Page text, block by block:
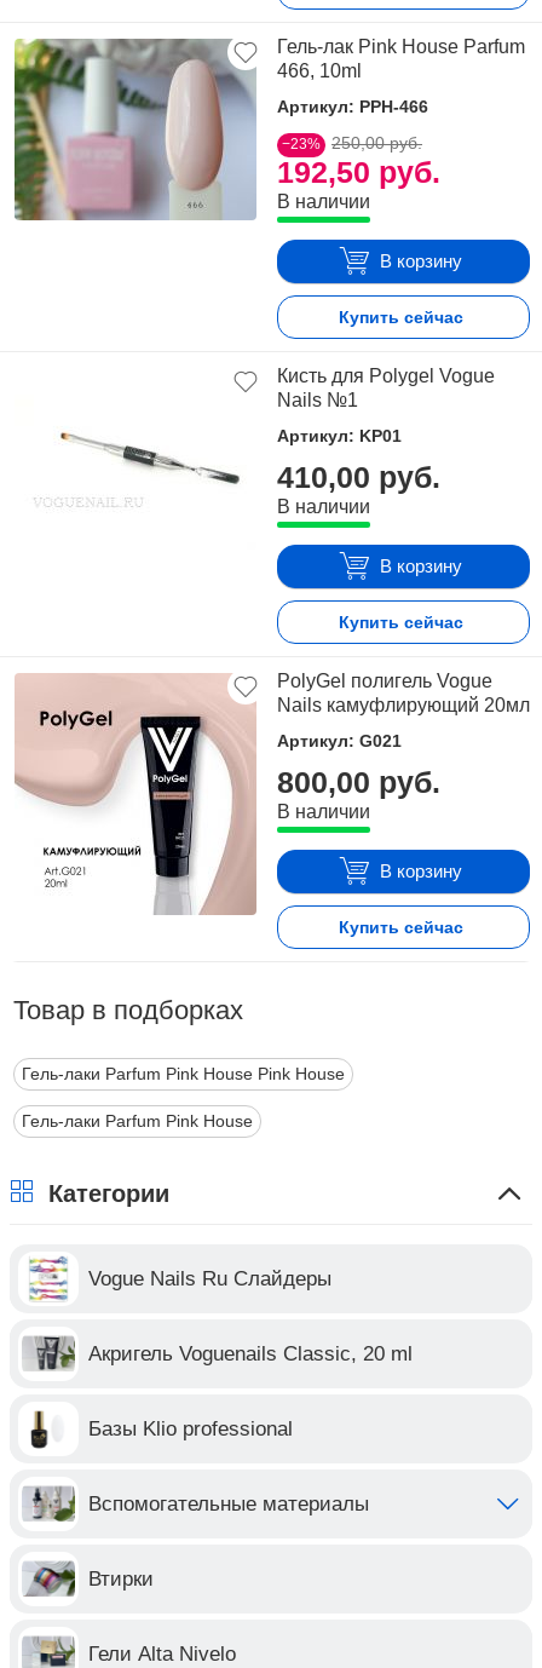
Гель-лак Pink House Parfum
466, 10ml
Артикул: PPH-466
−23%
192,50 руб.
250,00 руб.
В наличии
В корзину
Купить сейчас
Кисть для Polygel Vogue
Nails №1
Артикул: KP01
410,00 руб.
В наличии
В корзину
Купить сейчас
PolyGel полигель Vogue
Nails камуфлирующий 20мл
Артикул: G021
800,00 руб.
В наличии
В корзину
Купить сейчас
Товар в подборках
Гель-лаки Parfum Pink House Pink House
Гель-лаки Parfum Pink House
Категории
Vogue Nails Ru Слайдеры
Акригель Voguenails Classic, 20 ml
Базы Klio professional
Вспомогательные материалы
Втирки
Гели Alta Nivelo